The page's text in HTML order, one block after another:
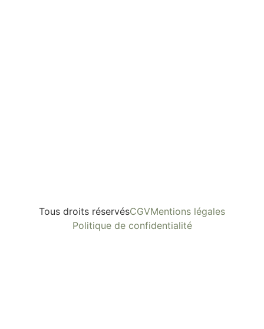
Tous droits réservésCGVMentions légales
Politique de confidentialité